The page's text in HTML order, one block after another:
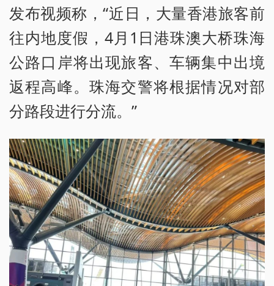
发布视频称，“近日，大量香港旅客前
往内地度假，4月1日港珠澳大桥珠海
公路口岸将出现旅客、车辆集中出境
返程高峰。珠海交警将根据情况对部
分路段进行分流。”